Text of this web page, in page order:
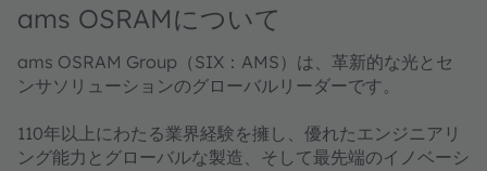
ams OSRAMについて
ams OSRAM Group（SIX：AMS）は、革新的な光とセ
ンサソリューションのグローバルリーダーです。
110年以上にわたる業界経験を擁し、優れたエンジニアリ
ング能力とグローバルな製造、そして最先端のイノベーシ